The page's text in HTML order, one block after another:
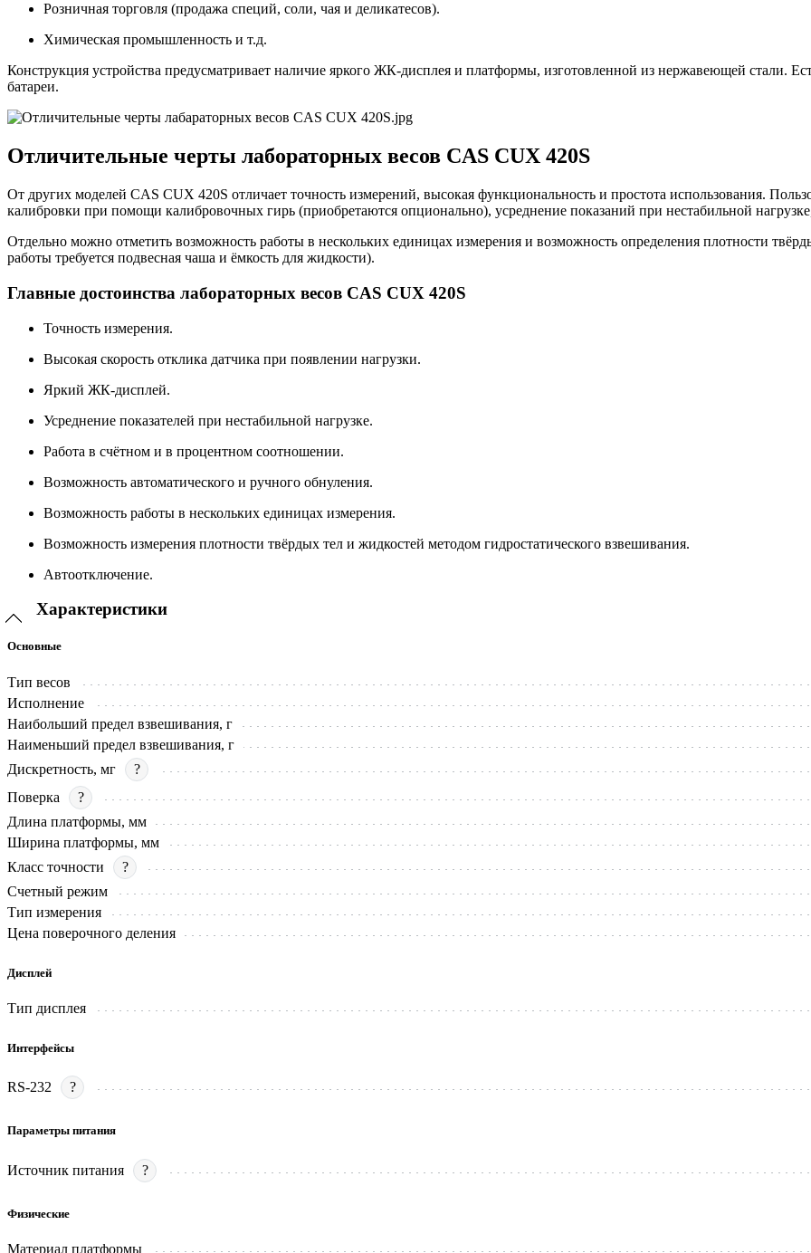
Розничная торговля (продажа специй, соли, чая и деликатесов).
Химическая промышленность и т.д.
Конструкция устройства предусматривает наличие яркого ЖК-дисплея и платформы, изготовленной из нержавеющей стали.
батареи.
Отличительные черты лабораторных весов CAS CUX 420S
От других моделей CAS CUX 420S отличает точность измерений, высокая функциональность и простота использования.
калибровки при помощи калибровочных гирь (приобретаются опционально), усреднение показаний при нестабильной
Отдельно можно отметить возможность работы в нескольких единицах измерения и возможность определения плотности
работы требуется подвесная чаша и ёмкость для жидкости).
Главные достоинства лабораторных весов CAS CUX 420S
Точность измерения.
Высокая скорость отклика датчика при появлении нагрузки.
Яркий ЖК-дисплей.
Усреднение показателей при нестабильной нагрузке.
Работа в счётном и в процентном соотношении.
Возможность автоматического и ручного обнуления.
Возможность работы в нескольких единицах измерения.
Возможность измерения плотности твёрдых тел и жидкостей методом гидростатического взвешивания.
Автоотключение.
Характеристики
Основные
Тип весов
Исполнение
Наибольший предел взвешивания, г
Наименьший предел взвешивания, г
Дискретность, мг
?
Поверка
?
Длина платформы, мм
Ширина платформы, мм
Класс точности
?
Счетный режим
Тип измерения
Цена поверочного деления
Дисплей
Тип дисплея
Интерфейсы
RS-232 ?
Параметры питания
Источник питания ?
Физические
Материал платформы